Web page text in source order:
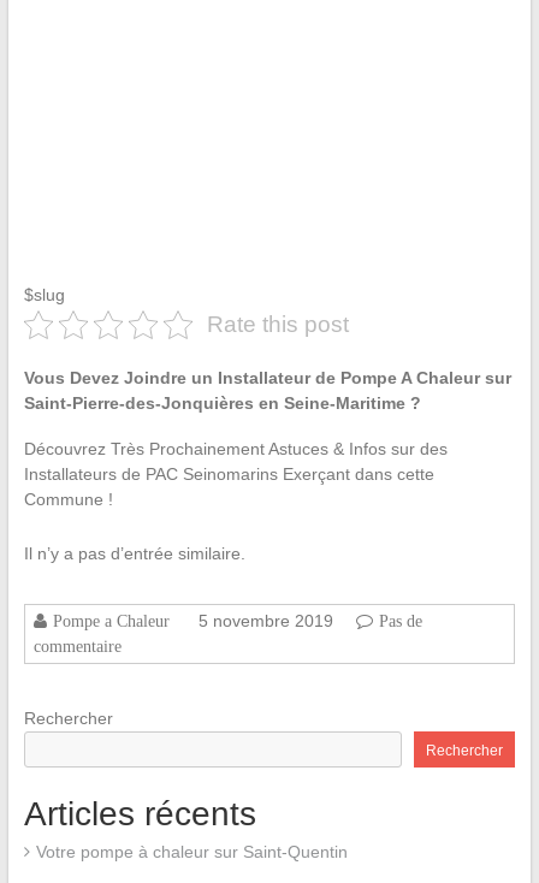
$slug
Rate this post
Vous Devez Joindre un Installateur de Pompe A Chaleur sur
Saint-Pierre-des-Jonquières en Seine-Maritime ?
Découvrez Très Prochainement Astuces & Infos sur des
Installateurs de PAC Seinomarins Exerçant dans cette
Commune !
Il n’y a pas d’entrée similaire.
Pompe a Chaleur 5 novembre 2019
Pas de
commentaire
Rechercher
Rechercher
Articles récents
Votre pompe à chaleur sur Saint-Quentin